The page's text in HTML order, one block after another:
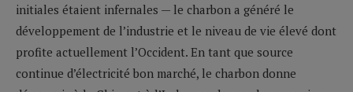
initiales étaient infernales — le charbon a généré le
développement de l’industrie et le niveau de vie élevé dont
profite actuellement l’Occident. En tant que source
continue d’électricité bon marché, le charbon donne